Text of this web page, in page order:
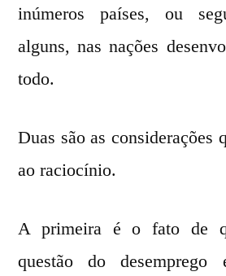
inúmeros países, ou
alguns, nas nações
todo.
Duas são as considerações
ao raciocínio.
A primeira é o fato de
questão do desemprego